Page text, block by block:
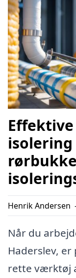
isolering
Henrik Andersen
Når du
Haderslev,
rette værktøj